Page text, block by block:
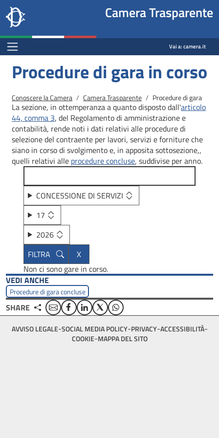
Salta al contenuto principale
Salta al menu di navigazione
Site
header
block
Camera dei deputati
Camera Trasparente
Menu Bar block
Vai a:camera.it
Procedure di gara in corso
Briciole di pane
Conoscere la Camera Camera Trasparente Procedure di gara
La sezione, in ottemperanza a quanto disposto dall'articolo
44, comma 3, del Regolamento di amministrazione e
contabilità, rende noti i dati relativi alle procedure di
selezione del contraente per lavori, servizi e forniture che
siano in corso di svolgimento e, in apposita sottosezione,,
quelli relativi alle procedure concluse, suddivise per anno.
CONCESSIONE DI SERVIZI
17
2026
Non ci sono gare in corso.
VEDI ANCHE
Procedure di gara concluse
SHARE EmailFacebookLinkedinTwitterWhatsApp
Footer
bottom
AVVISO LEGALE SOCIAL MEDIA POLICY PRIVACY ACCESSIBILITÀ
COOKIE MAPPA DEL SITO
Fine pagina
Salta al contenuto principale
Salta al menu di navigazione
Vai a inizio pagina